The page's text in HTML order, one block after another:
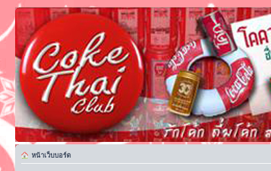
หน้าเว็บบอร์ด